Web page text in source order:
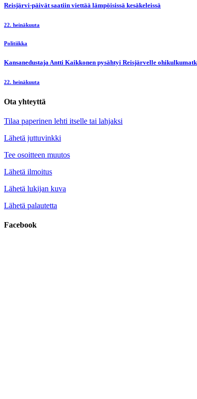
Reisjärvi-päivät saatiin viettää lämpöisissä kesäkeleissä
22. heinäkuuta
Politiikka
Kansanedustaja Antti Kaikkonen pysähtyi Reisjärvelle
22. heinäkuuta
Ota yhteyttä
Tilaa paperinen lehti itselle tai lahjaksi
Lähetä juttuvinkki
Tee osoitteen muutos
Lähetä ilmoitus
Lähetä lukijan kuva
Lähetä palautetta
Facebook